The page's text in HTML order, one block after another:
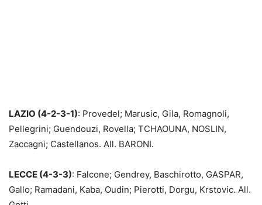
LAZIO (4-2-3-1): Provedel; Marusic, Gila, Romagnoli,
Pellegrini; Guendouzi, Rovella; TCHAOUNA, NOSLIN,
Zaccagni; Castellanos. All. BARONI.
LECCE (4-3-3): Falcone; Gendrey, Baschirotto, GASPAR,
Gallo; Ramadani, Kaba, Oudin; Pierotti, Dorgu, Krstovic. All.